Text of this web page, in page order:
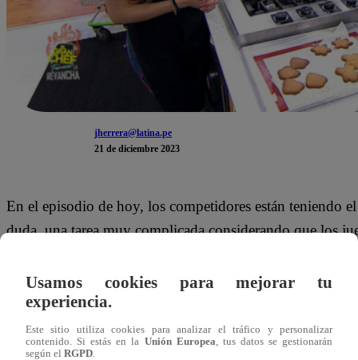
jherrera@latina.pe
21 de diciembre 2023
En el episodio de hoy, los competidores están teniendo
duda, una tarea muy complicada considerando que los
hizo curiosa observación a Mayra Goñi.
estación de la cantante. Nelly vio las galletas de Mayra
Usamos cookies para mejorar tu
experiencia.
Este sitio utiliza cookies para analizar el tráfico y personalizar
contenido. Si estás en la Unión Europea , tus datos se gestionarán
según el RGPD